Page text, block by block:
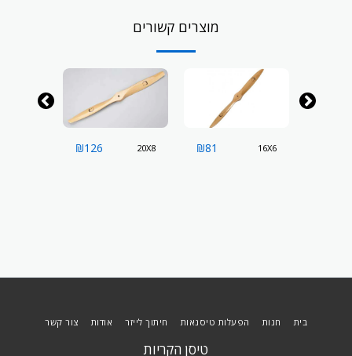
מוצרים קשורים
16X6
₪81
20X8
₪126
טיסן הקריות
בית חנות הפעלות טיסנאות חיתוך לייזר אודות צור קשר